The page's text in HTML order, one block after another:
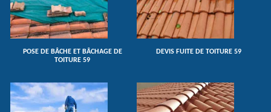
POSE DE BÂCHE ET BÂCHAGE DE
TOITURE 59
DEVIS FUITE DE TOITURE 59